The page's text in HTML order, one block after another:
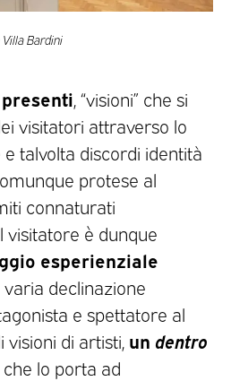
Bardini
, “visioni” che si
visitatori attraverso lo
talvolta discordi identità
protese al
connaturati
visitatore è dunque
esperienziale
declinazione
e spettatore al
di artisti, un dentro
che lo porta ad